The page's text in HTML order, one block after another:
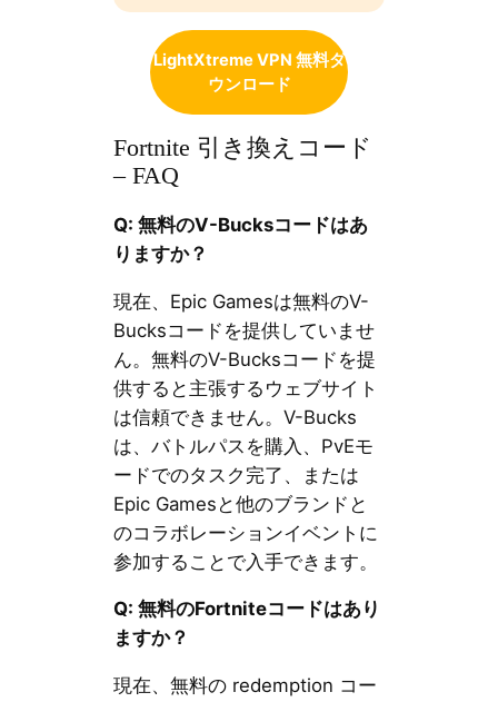
LightXtreme VPN 無料ダ
ウンロード
Fortnite 引き換えコード
– FAQ
Q: 無料のV-Bucksコードはあ
りますか？
現在、Epic Gamesは無料のV-
Bucksコードを提供していませ
ん。無料のV-Bucksコードを提
供すると主張するウェブサイト
は信頼できません。V-Bucks
は、バトルパスを購入、PvEモ
ードでのタスク完了、または
Epic Gamesと他のブランドと
のコラボレーションイベントに
参加することで入手できます。
Q: 無料のFortniteコードはあり
ますか？
現在、無料の redemption コー